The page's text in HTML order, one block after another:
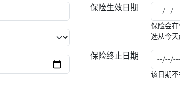
保险生效日期
保险会
选从今天
保险终止日期
该日期